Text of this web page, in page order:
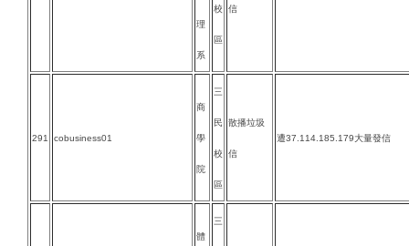
理
系
校
區
信
291 cobusiness01
商
學
院
三
民
校
區
散播垃圾
信
遭37.114.185.179大量發信
體
三